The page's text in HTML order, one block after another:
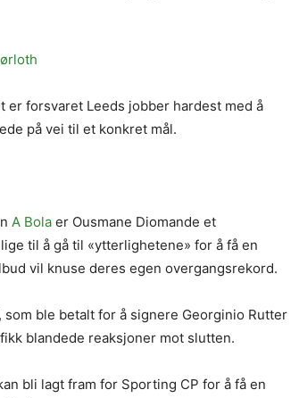
er forsvaret Leeds jobber hardest med å
på vei til et konkret mål.
A Bola er Ousmane Diomande et
til å gå til «ytterlighetene» for å få en
vil knuse deres egen overgangsrekord.
ble betalt for å signere Georginio Rutter
blandede reaksjoner mot slutten.
bli lagt fram for Sporting CP for å få en